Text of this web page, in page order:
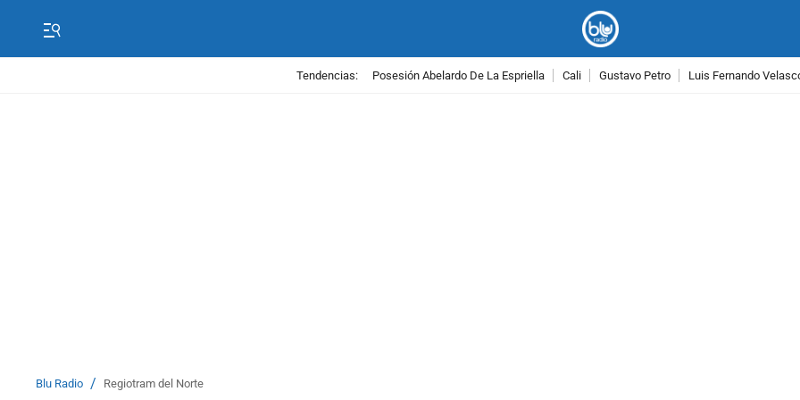
Tendencias: Posesión Abelardo De La Espriella Cali Gustavo Petro Luis Fernando
Blu Radio / Regiotram del Norte